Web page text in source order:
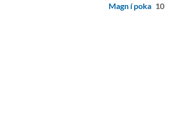
Magn í poka 10